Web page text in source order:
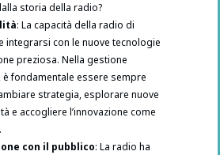
storia della radio?
: La capacità della radio di
integrarsi con le nuove tecnologie
preziosa. Nella gestione
è fondamentale essere sempre
strategia, esplorare nuove
e accogliere l’innovazione come
con il pubblico: La radio ha